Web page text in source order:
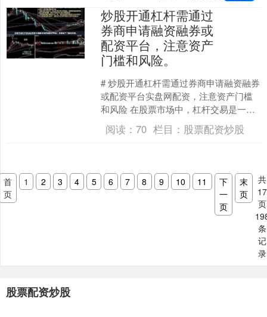
炒股开通杠杆需通过
券商申请融资融券或
配资平台，注意资产
门槛和风险。
# 炒股开通杠杆需通过券商申请融资融券
或配资平台实盘网配资，注意资产门槛
和风险 在股票市场中，杠杆交易是一把
双刃剑，既能放大收益，也可能加剧亏
损。对于希望扩大资....
阅读：70 栏目： 股票配资炒股
首
页
1 2 3 4 5 6 7 8 9 10 11
下
一
页
末
页
共
17
页
条
记
录
股票配资炒股